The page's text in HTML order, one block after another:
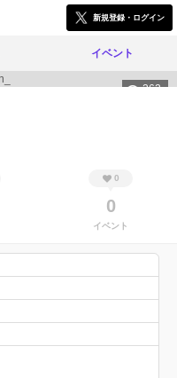
新規登録・ログイン
イベント
262
0
0
イベント